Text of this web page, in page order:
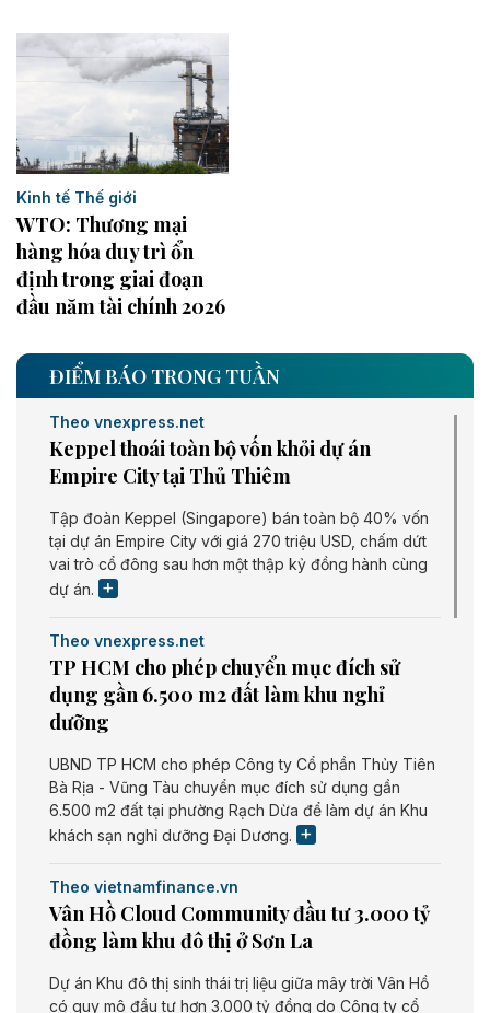
Kinh tế Thế giới
WTO: Thương mại
hàng hóa duy trì ổn
định trong giai đoạn
đầu năm tài chính 2026
ĐIỂM BÁO TRONG TUẦN
Theo vnexpress.net
Keppel thoái toàn bộ vốn khỏi dự án
Empire City tại Thủ Thiêm
Tập đoàn Keppel (Singapore) bán toàn bộ 40% vốn
tại dự án Empire City với giá 270 triệu USD, chấm dứt
vai trò cổ đông sau hơn một thập kỷ đồng hành cùng
dự án.
Theo vnexpress.net
TP HCM cho phép chuyển mục đích sử
dụng gần 6.500 m2 đất làm khu nghỉ
dưỡng
UBND TP HCM cho phép Công ty Cổ phần Thủy Tiên
Bà Rịa - Vũng Tàu chuyển mục đích sử dụng gần
6.500 m2 đất tại phường Rạch Dừa để làm dự án Khu
khách sạn nghỉ dưỡng Đại Dương.
Theo vietnamfinance.vn
Vân Hồ Cloud Community đầu tư 3.000 tỷ
đồng làm khu đô thị ở Sơn La
Dự án Khu đô thị sinh thái trị liệu giữa mây trời Vân Hồ
có quy mô đầu tư hơn 3.000 tỷ đồng do Công ty cổ